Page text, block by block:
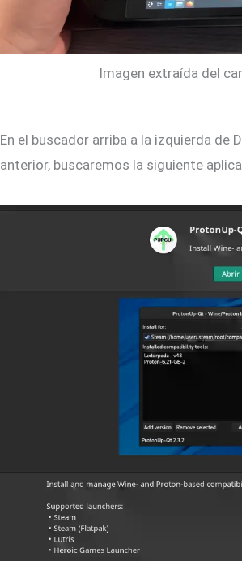
Imagen extraída del
En el buscador arriba a la izquierda de
anterior, buscaremos la siguiente